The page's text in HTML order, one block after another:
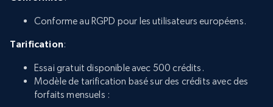
Conforme au RGPD pour les utilisateurs européens.
Tarification:
Essai gratuit disponible avec 500 crédits.
Modèle de tarification basé sur des crédits avec des
forfaits mensuels :